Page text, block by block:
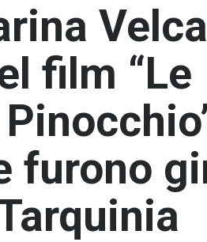
film “Le
furono